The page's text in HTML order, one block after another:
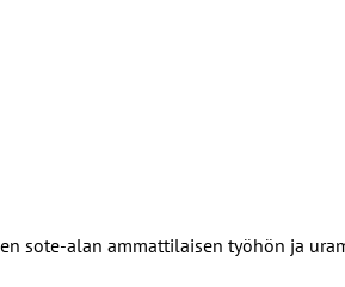
sote-alan ammattilaisen työhön ja